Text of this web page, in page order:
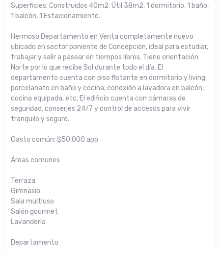
Superficies: Construidos 40m2; Útil 38m2, 1 dormitorio, 1 baño,
1 balcón, 1 Estacionamiento.
Hermoso Departamento en Venta completamente nuevo
ubicado en sector poniente de Concepción, ideal para estudiar,
trabajar y salir a pasear en tiempos libres. Tiene orientación
Norte por lo que recibe Sol durante todo el día. El
departamento cuenta con piso flotante en dormitorio y living,
porcelanato en baño y cocina, conexión a lavadora en balcón,
cocina equipada, etc. El edificio cuenta con cámaras de
seguridad, conserjes 24/7 y control de accesos para vivir
tranquilo y seguro.
Gasto común: $50.000 app
Áreas comunes
Terraza
Gimnasio
Sala multiuso
Salón gourmet
Lavandería
Departamento